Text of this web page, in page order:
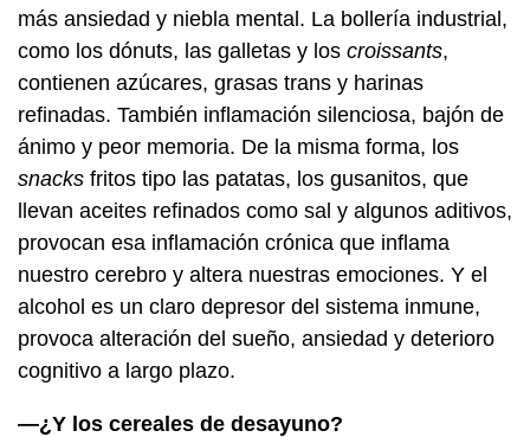
más ansiedad y niebla mental. La bollería industrial,
como los dónuts, las galletas y los croissants,
contienen azúcares, grasas trans y harinas
refinadas. También inflamación silenciosa, bajón de
ánimo y peor memoria. De la misma forma, los
snacks fritos tipo las patatas, los gusanitos, que
llevan aceites refinados como sal y algunos aditivos,
provocan esa inflamación crónica que inflama
nuestro cerebro y altera nuestras emociones. Y el
alcohol es un claro depresor del sistema inmune,
provoca alteración del sueño, ansiedad y deterioro
cognitivo a largo plazo.
—¿Y los cereales de desayuno?